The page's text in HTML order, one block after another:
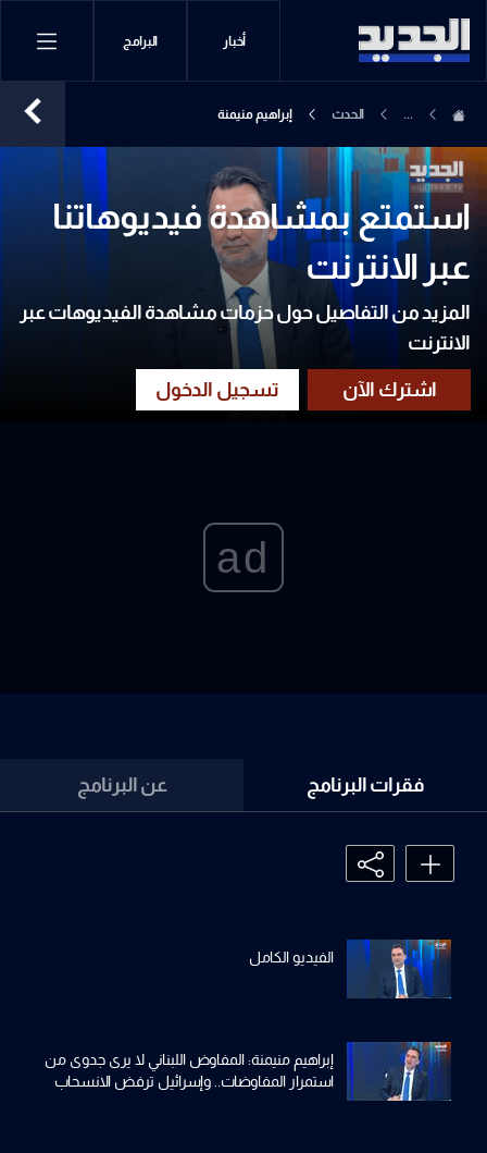
أخبار البرامج
... الحدث إبراهيم منيمنة
استمتع بمشاهدة فيديوهاتنا
عبر الانترنت
المزيد من التفاصيل حول حزمات مشاهدة الفيديوهات عبر
الانترنت
ad
فقرات البرنامج عن البرنامج
الفيديو الكامل
إبراهيم منيمنة: المفاوض اللبناني لا يرى جدوى من
استمرار المفاوضات.. وإسرائيل ترفض الانسحاب